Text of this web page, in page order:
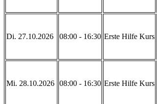
Di. 27.10.2026 08:00 - 16:30 Erste Hilfe Kurs
Mi. 28.10.2026 08:00 - 16:30 Erste Hilfe Kurs